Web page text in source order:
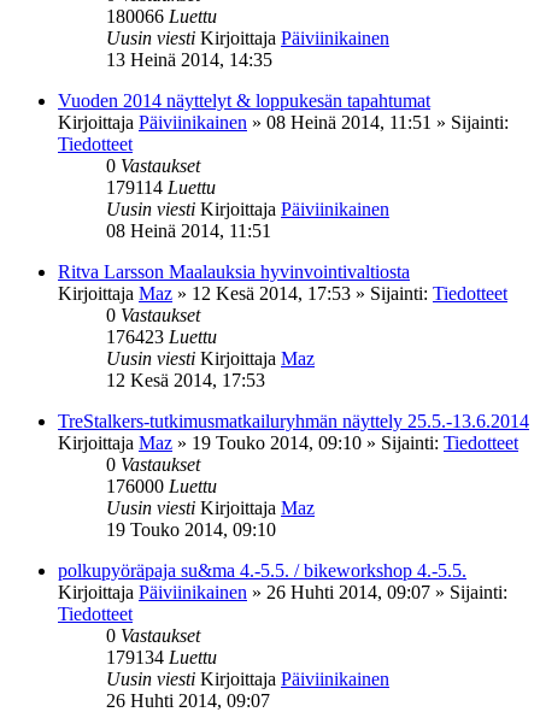
180066 Luettu
Uusin viesti Kirjoittaja Päiviinikainen
13 Heinä 2014, 14:35
Vuoden 2014 näyttelyt & loppukesän tapahtumat
Kirjoittaja Päiviinikainen » 08 Heinä 2014, 11:51 » Sijainti:
Tiedotteet
0 Vastaukset
179114 Luettu
Uusin viesti Kirjoittaja Päiviinikainen
08 Heinä 2014, 11:51
Ritva Larsson Maalauksia hyvinvointivaltiosta
Kirjoittaja Maz » 12 Kesä 2014, 17:53 » Sijainti: Tiedotteet
0 Vastaukset
176423 Luettu
Uusin viesti Kirjoittaja Maz
12 Kesä 2014, 17:53
TreStalkers-tutkimusmatkailuryhmän näyttely 25.5.-13.6.2014
Kirjoittaja Maz » 19 Touko 2014, 09:10 » Sijainti: Tiedotteet
0 Vastaukset
176000 Luettu
Uusin viesti Kirjoittaja Maz
19 Touko 2014, 09:10
polkupyöräpaja su&ma 4.-5.5. / bikeworkshop 4.-5.5.
Kirjoittaja Päiviinikainen » 26 Huhti 2014, 09:07 » Sijainti:
Tiedotteet
0 Vastaukset
179134 Luettu
Uusin viesti Kirjoittaja Päiviinikainen
26 Huhti 2014, 09:07